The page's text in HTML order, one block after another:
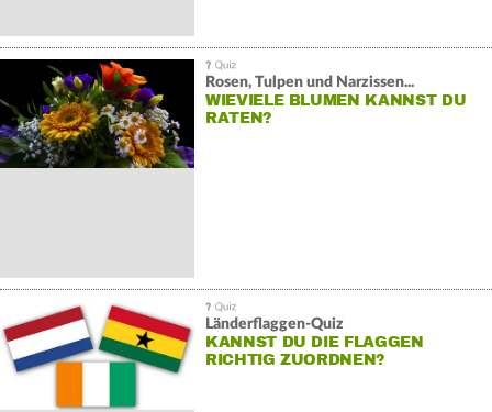
Rosen, Tulpen und Narzissen...
WIEVIELE BLUMEN KANNST DU
RATEN?
Länderflaggen-Quiz
KANNST DU DIE FLAGGEN
RICHTIG ZUORDNEN?